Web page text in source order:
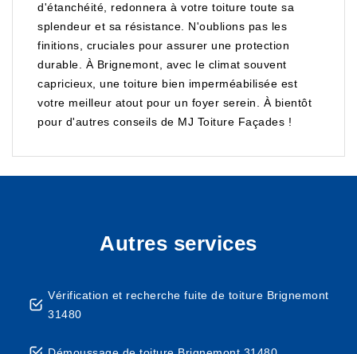
d'étanchéité, redonnera à votre toiture toute sa
splendeur et sa résistance. N'oublions pas les
finitions, cruciales pour assurer une protection
durable. À Brignemont, avec le climat souvent
capricieux, une toiture bien imperméabilisée est
votre meilleur atout pour un foyer serein. À bientôt
pour d'autres conseils de MJ Toiture Façades !
Autres services
Vérification et recherche fuite de toiture Brignemont
31480